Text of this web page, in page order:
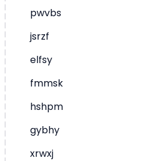
pwvbs
jsrzf
elfsy
fmmsk
hshpm
gybhy
xrwxj